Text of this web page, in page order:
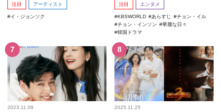
注目 アーティスト
イ・ジョンソク
注目 エンタメ
KBSWORLD あらすじ
チョン・イル
チョン・インソン
華麗な日々
韓国ドラマ
2023.11.09 2025.11.25